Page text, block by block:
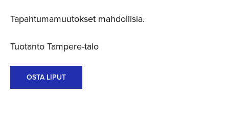
Tapahtumamuutokset mahdollisia.
Tuotanto Tampere-talo
OSTA LIPUT